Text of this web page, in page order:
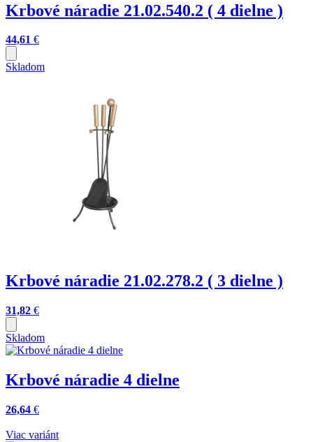
Krbové náradie 21.02.540.2 ( 4 dielne )
44,61 €
Skladom
Krbové náradie 21.02.278.2 ( 3 dielne )
31,82 €
Skladom
Krbové náradie 4 dielne
26,64 €
Viac variánt